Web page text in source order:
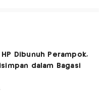
Dibunuh Perampok,
dalam Bagasi